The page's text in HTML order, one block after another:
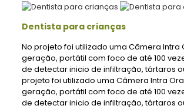
Dentista para crianças
No projeto foi utilizado uma Câmera Intra
geração, portátil com foco de até 100
de detectar inicio de infiltração, tártaros
projeto foi utilizado uma Câmera Intra
geração, portátil com foco de até 100
de detectar inicio de infiltração, tártaros